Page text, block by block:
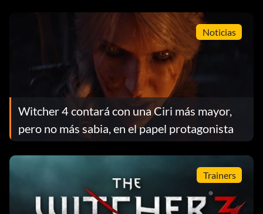
Noticias
Witcher 4 contará con una Ciri más mayor,
pero no más sabia, en el papel protagonista
Trainers